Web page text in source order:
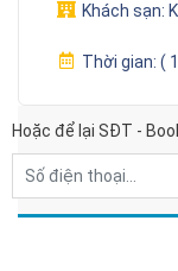
Khách sạn:
Thời gian:(
Hoặc để lại SĐT -